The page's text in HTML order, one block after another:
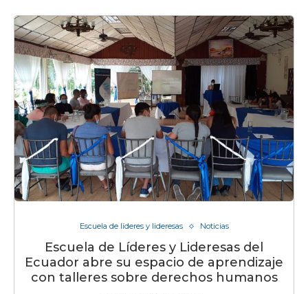
Escuela de líderes y lideresas Noticias
Escuela de Líderes y Lideresas del
Ecuador abre su espacio de aprendizaje
con talleres sobre derechos humanos